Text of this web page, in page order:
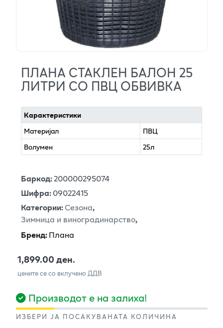
ПЛАНА СТАКЛЕН БАЛОН 25
ЛИТРИ СО ПВЦ ОБВИВКА
Карактеристики
Материјал
ПВЦ
Волумен
25л
Баркод:200000295074
Шифра:09022415
Категории:Сезона,
Зимница и виноградинарство,
Бренд:Плана
1,899.00 ден.
цените се со вклучено ДДВ
Производот е на залиха!
ИЗБЕРИ ЈА ПОСАКУВАНАТА КОЛИЧИНА